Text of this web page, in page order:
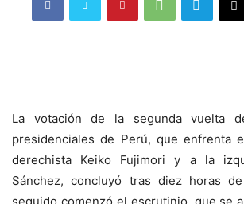
La votación de la segunda vuelta
presidenciales de Perú, que enfrenta
derechista Keiko Fujimori y a la
Sánchez, concluyó tras diez horas